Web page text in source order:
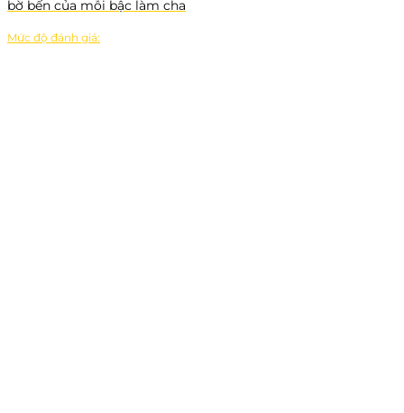
bờ bến của mỗi bậc làm cha
Mức độ đánh giá: